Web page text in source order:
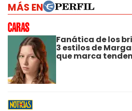
MÁS EN
Fanática de los
3 estilos de
que marca